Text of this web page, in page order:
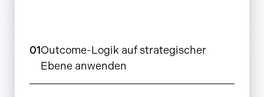
01Outcome-Logik auf strategischer
Ebene anwenden